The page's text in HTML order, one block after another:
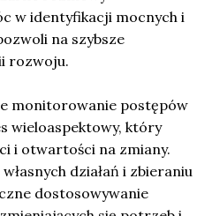
w identyfikacji mocnych i
na szybsze
rozwoju.
monitorowanie postępów
wieloaspektowy, który
i otwartości na zmiany.
działań i zbieraniu
dostosowywanie